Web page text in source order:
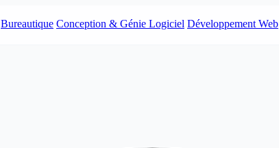
Bureautique Conception & Génie Logiciel Développement Web